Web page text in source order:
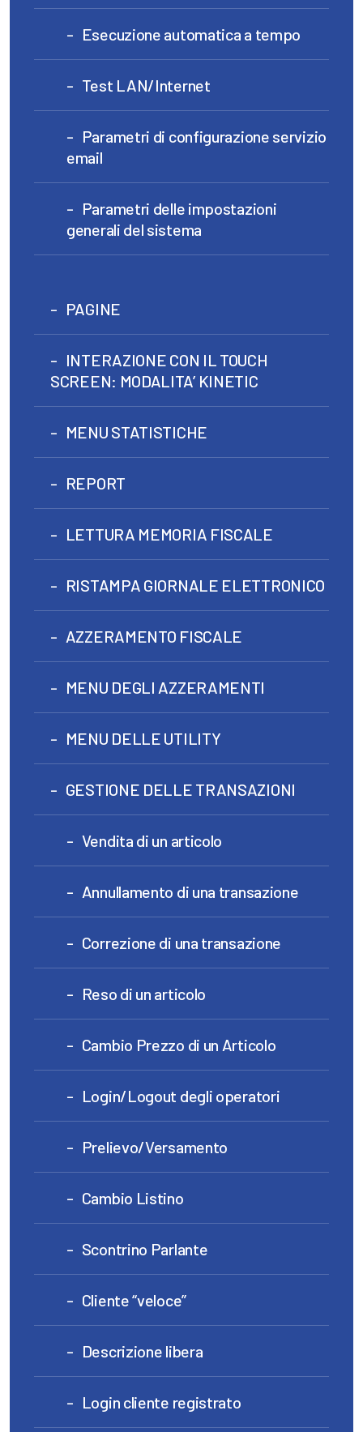
Esecuzione automatica a tempo
Test LAN/Internet
Parametri di configurazione servizio
email
Parametri delle impostazioni
generali del sistema
PAGINE
INTERAZIONE CON IL TOUCH
SCREEN: MODALITA’ KINETIC
MENU STATISTICHE
REPORT
LETTURA MEMORIA FISCALE
RISTAMPA GIORNALE ELETTRONICO
AZZERAMENTO FISCALE
MENU DEGLI AZZERAMENTI
MENU DELLE UTILITY
GESTIONE DELLE TRANSAZIONI
Vendita di un articolo
Annullamento di una transazione
Correzione di una transazione
Reso di un articolo
Cambio Prezzo di un Articolo
Login/Logout degli operatori
Prelievo/Versamento
Cambio Listino
Scontrino Parlante
Cliente “veloce”
Descrizione libera
Login cliente registrato